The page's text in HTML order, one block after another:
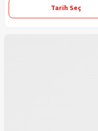
Tarih Seç